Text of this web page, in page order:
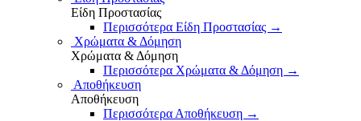
Είδη Προστασίας
Περισσότερα Είδη Προστασίας →
Χρώματα & Δόμηση
Χρώματα & Δόμηση
Περισσότερα Χρώματα & Δόμηση →
Αποθήκευση
Αποθήκευση
Περισσότερα Αποθήκευση →